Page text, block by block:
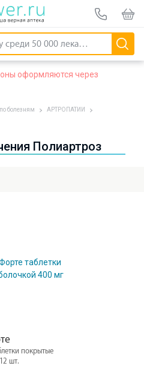
оформляются через
болезням
АРТРОПАТИИ
Полиартроз
покрытые
шт.